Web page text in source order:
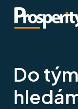
Do